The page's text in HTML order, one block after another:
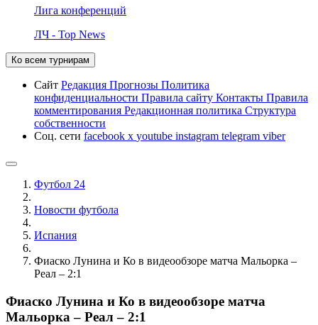
Лига конференций
ЛЧ - Top News
Ко всем турнирам
Сайт Редакция Прогнозы Политика
конфиденциальности Правила сайту Контакты Правила
комментирования Редакционная политика Структура
собственности
Соц. сети facebook x youtube instagram telegram viber
Футбол 24
Новости футбола
Испания
Фиаско Лунина и Ко в видеообзоре матча Мальорка –
Реал – 2:1
Фиаско Лунина и Ко в видеообзоре матча
Мальорка – Реал – 2:1